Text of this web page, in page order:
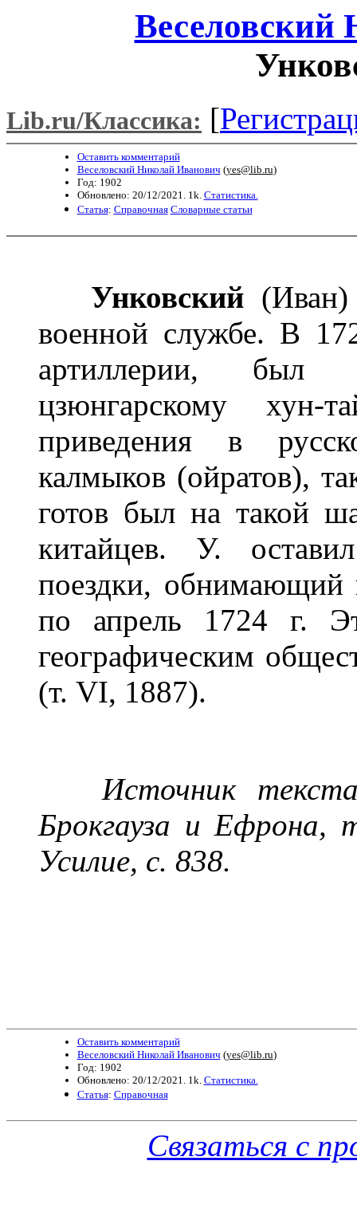
Веселовский
Lib.ru/Классика: [
Оставить комментарий
Веселовский Николай Иванович (yes@lib.ru)
Год: 1902
Обновлено: 20/12/2021. 1k. Статистика.
Статья: Справочная Словарные статьи
Унковский(Иван)
военной службе. В
артиллерии, был
цзюнгарскому хун-
приведения в
калмыков (ойратов),
готов был на такой
китайцев. У.
поездки, обнимающий
по апрель 1724 г.
географическим
(т. VI, 1887).
Источник
Брокгауза и
Усилие, с. 838.
Оставить комментарий
Веселовский Николай Иванович (yes@lib.ru)
Год: 1902
Обновлено: 20/12/2021. 1k. Статистика.
Статья: Справочная
Связаться с